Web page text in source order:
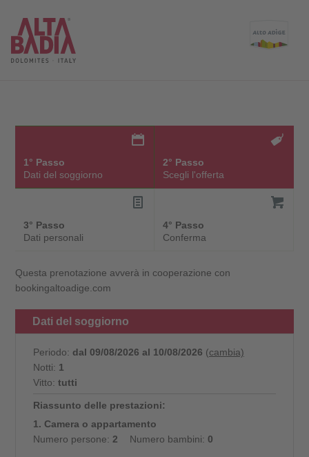
1° Passo
Dati del soggiorno
2° Passo
Scegli l'offerta
3° Passo
Dati personali
4° Passo
Conferma
Questa prenotazione avverà in cooperazione con
bookingaltoadige.com
Dati del soggiorno
Periodo: dal 09/08/2026 al 10/08/2026 (cambia)
Notti: 1
Vitto: tutti
Riassunto delle prestazioni:
1. Camera o appartamento
Numero persone: 2 Numero bambini: 0